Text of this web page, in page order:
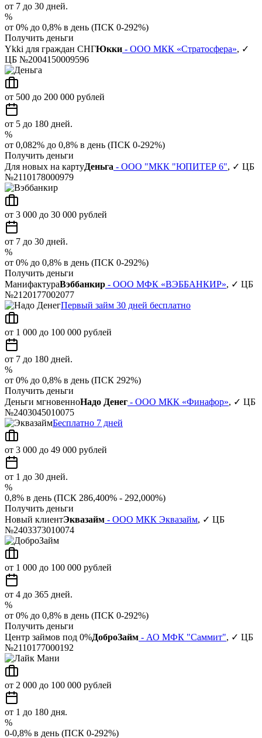
от 7 до 30 дней.
%
от 0% до 0,8% в день (ПСК 0-292%)
Получить деньги
Ykki для граждан СНГЮкки - ООО МКК «Стратосфера», ✓
ЦБ №2004150009596
от 500 до 200 000 рублей
от 5 до 180 дней.
%
от 0,082% до 0,8% в день (ПСК 0-292%)
Получить деньги
Для новых на картуДеньга - ООО "МКК "ЮПИТЕР 6", ✓ ЦБ
№2110178000979
от 3 000 до 30 000 рублей
от 7 до 30 дней.
%
от 0% до 0,8% в день (ПСК 0-292%)
Получить деньги
МанифактураВэббанкир - ООО МФК «ВЭББАНКИР», ✓ ЦБ
№2120177002077
Первый займ 30 дней бесплатно
от 1 000 до 100 000 рублей
от 7 до 180 дней.
%
от 0% до 0,8% в день (ПСК 292%)
Получить деньги
Деньги мгновенноНадо Денег - ООО МКК «Финафор», ✓ ЦБ
№2403045010075
Бесплатно 7 дней
от 3 000 до 49 000 рублей
от 1 до 30 дней.
%
0,8% в день (ПСК 286,400% - 292,000%)
Получить деньги
Новый клиентЭквазайм - ООО МКК Эквазайм, ✓ ЦБ
№2403373010074
от 1 000 до 100 000 рублей
от 4 до 365 дней.
%
от 0% до 0,8% в день (ПСК 0-292%)
Получить деньги
Центр займов под 0%ДоброЗайм - АО МФК "Саммит", ✓ ЦБ
№2110177000192
от 2 000 до 100 000 рублей
от 1 до 180 дня.
%
0-0,8% в день (ПСК 0-292%)